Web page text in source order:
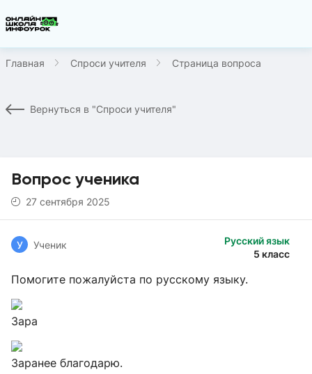
Главная Спроси учителя Страница вопроса
Вернуться в "Спроси учителя"
Вопрос ученика
27 сентября 2025
Русский язык
5 класс
У Ученик
Помогите пожалуйста по русскому языку.
Зара
Заранее благодарю.